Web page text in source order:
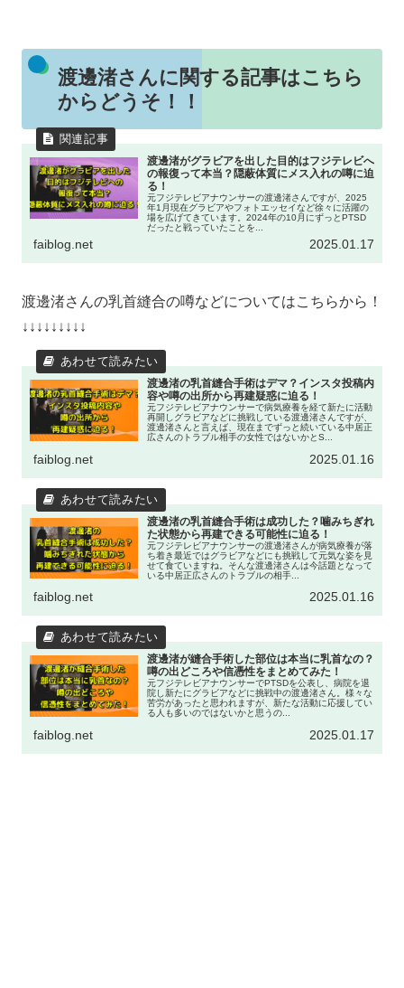
渡邊渚さんに関する記事はこちら
からどうそ！！
渡邊渚がグラビアを出した目的はフジテレビへ
の報復って本当？隠蔽体質にメス入れの噂に迫
る！
元フジテレビアナウンサーの渡邊渚さんですが、2025
年1月現在グラビアやフォトエッセイなど徐々に活躍の
場を広げてきています。2024年の10月にずっとPTSD
だったと戦っていたことを...
faiblog.net 2025.01.17
渡邊渚さんの乳首縫合の噂などについてはこちらから！
↓↓↓↓↓↓↓↓↓
渡邊渚の乳首縫合手術はデマ？インスタ投稿内
容や噂の出所から再建疑惑に迫る！
元フジテレビアナウンサーで病気療養を経て新たに活動
再開しグラビアなどに挑戦している渡邊渚さんですが、
渡邊渚さんと言えば、現在までずっと続いている中居正
広さんのトラブル相手の女性ではないかとS...
faiblog.net 2025.01.16
渡邊渚の乳首縫合手術は成功した？噛みちぎれ
た状態から再建できる可能性に迫る！
元フジテレビアナウンサーの渡邊渚さんが病気療養が落
ち着き最近ではグラビアなどにも挑戦して元気な姿を見
せて食ていますね。そんな渡邊渚さんは今話題となって
いる中居正広さんのトラブルの相手...
faiblog.net 2025.01.16
渡邊渚が縫合手術した部位は本当に乳首なの？
噂の出どころや信憑性をまとめてみた！
元フジテレビアナウンサーでPTSDを公表し、病院を退
院し新たにグラビアなどに挑戦中の渡邊渚さん。様々な
苦労があったと思われますが、新たな活動に応援してい
る人も多いのではないかと思うの...
faiblog.net 2025.01.17